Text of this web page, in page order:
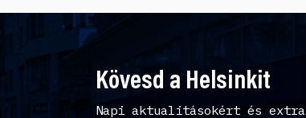
Kövesd a Helsinkit
Napi aktualitásokért és extra